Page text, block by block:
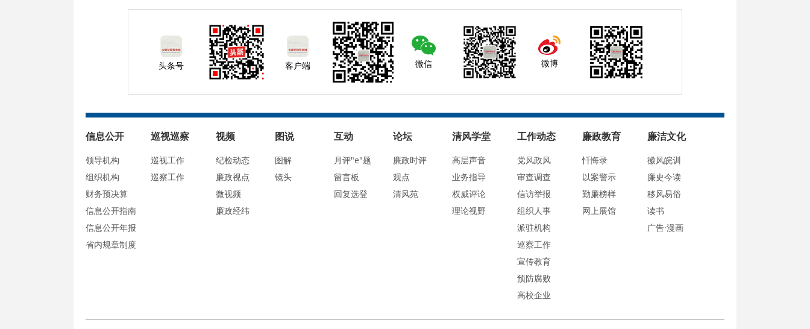
头条号 客户端 微信 微博
信息公开
领导机构
组织机构
财务预决算
信息公开指南
信息公开年报
省内规章制度
巡视巡察
巡视工作
巡察工作
视频
纪检动态
廉政视点
微视频
廉政经纬
图说
图解
镜头
互动
月评"e"题
留言板
回复选登
论坛
廉政时评
观点
清风苑
清风学堂
高层声音
业务指导
权威评论
理论视野
工作动态
党风政风
审查调查
信访举报
组织人事
派驻机构
巡察工作
宣传教育
预防腐败
高校企业
廉政教育
忏悔录
以案警示
勤廉榜样
网上展馆
廉洁文化
徽风皖训
廉史今读
移风易俗
读书
广告·漫画